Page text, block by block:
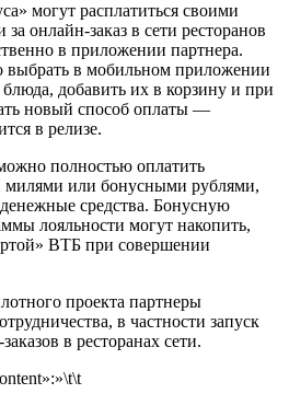
могут расплатиться своими
онлайн-заказ в сети ресторанов
в приложении партнера.
выбрать в мобильном приложении
добавить их в корзину и при
новый способ оплаты —
в релизе.
полностью оплатить
или бонусными рублями,
средства. Бонусную
лояльности могут накопить,
ВТБ при совершении
проекта партнеры
в частности запуск
в ресторанах сети.